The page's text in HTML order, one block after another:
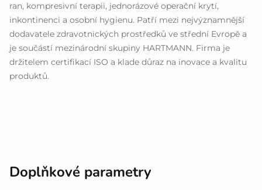
ran, kompresivní terapii, jednorázové operační krytí,
inkontinenci a osobní hygienu. Patří mezi nejvýznamnější
dodavatele zdravotnických prostředků ve střední Evropě a
je součástí mezinárodní skupiny HARTMANN. Firma je
držitelem certifikací ISO a klade důraz na inovace a kvalitu
produktů.
Doplňkové parametry